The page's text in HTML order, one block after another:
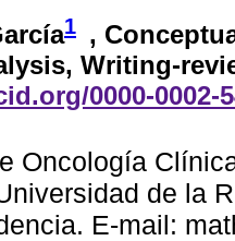
1 ,
Writing-
0000-0002-
Oncología
de la
E-mail: